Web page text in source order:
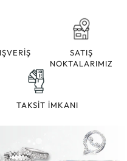
SATIŞ
NOKTALARIMIZ
TAKSİT İMKANI